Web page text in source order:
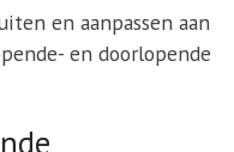
en aanpassen aan
en doorlopende